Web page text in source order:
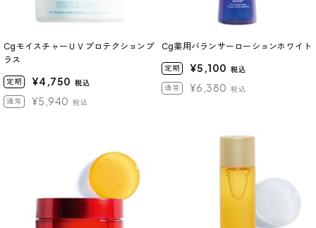
CgモイスチャーＵＶプロテクションプ
ラス
定期 ¥4,750 税込
通常 ¥5,940 税込
Cg薬用バランサーローションホワイト
定期 ¥5,100 税込
通常 ¥6,380 税込